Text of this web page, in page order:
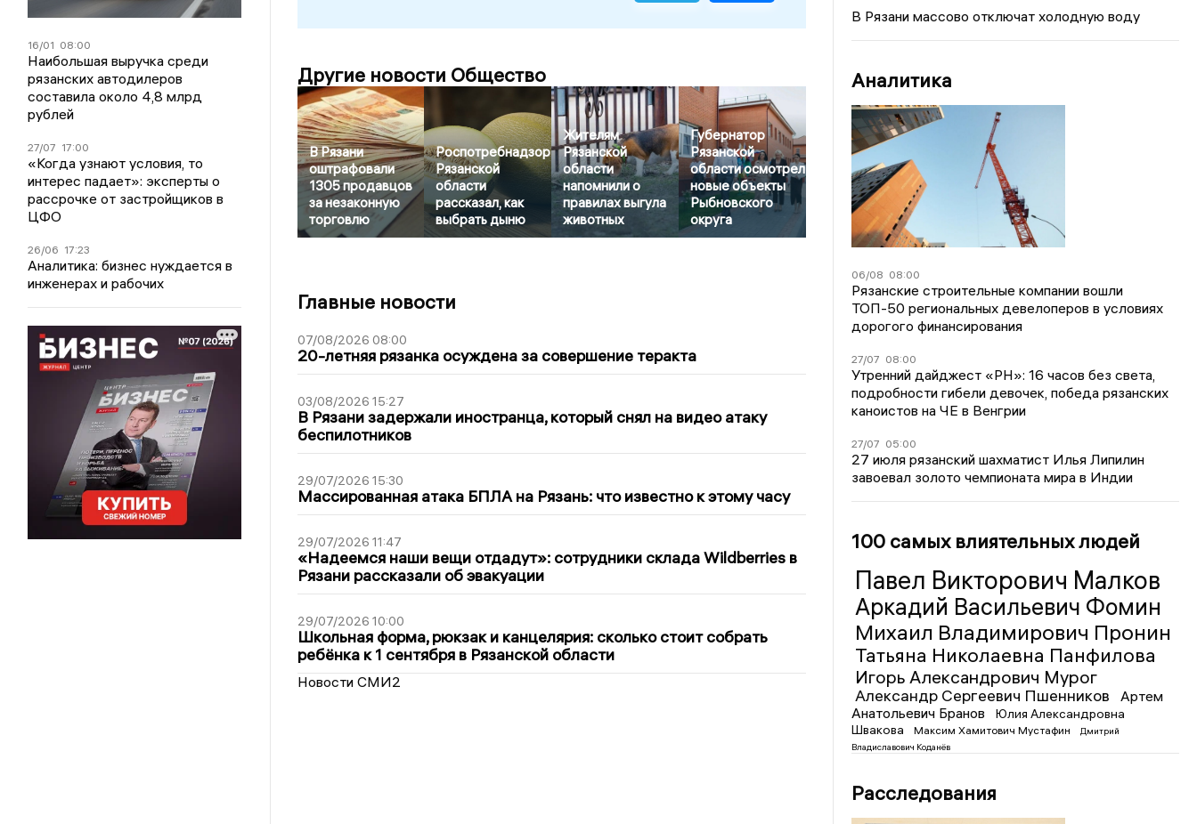
16/01 08:00
Наибольшая выручка среди
рязанских автодилеров
составила около 4,8 млрд
рублей
27/07 17:00
«Когда узнают условия, то
интерес падает»: эксперты о
рассрочке от застройщиков в
ЦФО
26/06 17:23
Аналитика: бизнес нуждается в
инженерах и рабочих
Другие новости Общество
В Рязани
оштрафовали
1305 продавцов
за незаконную
торговлю
Роспотребнадзор
Рязанской
области
рассказал, как
выбрать дыню
Жителям
Рязанской
области
напомнили о
правилах выгула
животных
Губернатор
Рязанской
области осмотрел
новые объекты
Рыбновского
округа
Главные новости
07/08/2026 08:00
20-летняя рязанка осуждена за совершение теракта
03/08/2026 15:27
В Рязани задержали иностранца, который снял на видео атаку
беспилотников
29/07/2026 15:30
Массированная атака БПЛА на Рязань: что известно к этому часу
29/07/2026 11:47
«Надеемся наши вещи отдадут»: сотрудники склада Wildberries в
Рязани рассказали об эвакуации
29/07/2026 10:00
Школьная форма, рюкзак и канцелярия: сколько стоит собрать
ребёнка к 1 сентября в Рязанской области
Новости СМИ2
В Рязани массово отключат холодную воду
Аналитика
06/08 08:00
Рязанские строительные компании вошли
ТОП-50 региональных девелоперов в условиях
дорогого финансирования
27/07 08:00
Утренний дайджест «РН»: 16 часов без света,
подробности гибели девочек, победа рязанских
каноистов на ЧЕ в Венгрии
27/07 05:00
27 июля рязанский шахматист Илья Липилин
завоевал золото чемпионата мира в Индии
100 самых влиятельных людей
Павел Викторович Малков
Аркадий Васильевич Фомин
Михаил Владимирович Пронин
Татьяна Николаевна Панфилова
Игорь Александрович Мурог
Александр Сергеевич Пшенников
Артем
Анатольевич Бранов
Юлия Александровна
Швакова
Максим Хамитович Мустафин
Дмитрий
Владиславович Коданёв
Расследования